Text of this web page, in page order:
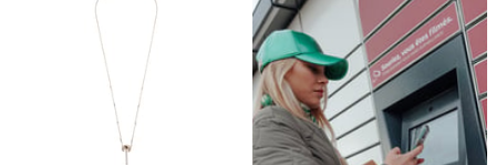
Livraison
en
Locker
Mondial
Relay